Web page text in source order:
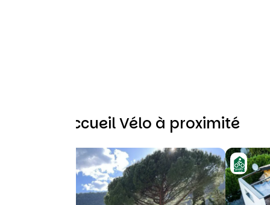
Autres Accueil Vélo à proximité